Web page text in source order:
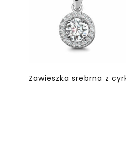
Zawieszka srebrna z